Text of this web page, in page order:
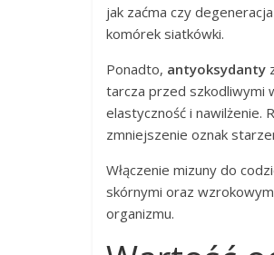
jak zaćma czy
komórek siatkówki.
Ponadto, antyoksydanty
tarcza przed szkodliwymi
elastyczność i nawilżenie.
zmniejszenie oznak
Włączenie mizuny do
skórnymi oraz
organizmu.